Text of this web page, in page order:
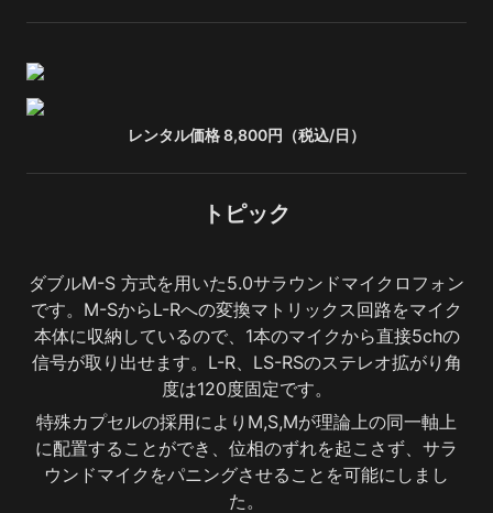
レンタル価格 8,800円（税込/日）
トピック
ダブルM-S 方式を用いた5.0サラウンドマイクロフォン
です。M-SからL-Rへの変換マトリックス回路をマイク
本体に収納しているので、1本のマイクから直接5chの
信号が取り出せます。L-R、LS-RSのステレオ拡がり角
度は120度固定です。
特殊カプセルの採用によりM,S,Mが理論上の同一軸上
に配置することができ、位相のずれを起こさず、サラ
ウンドマイクをパニングさせることを可能にしまし
た。